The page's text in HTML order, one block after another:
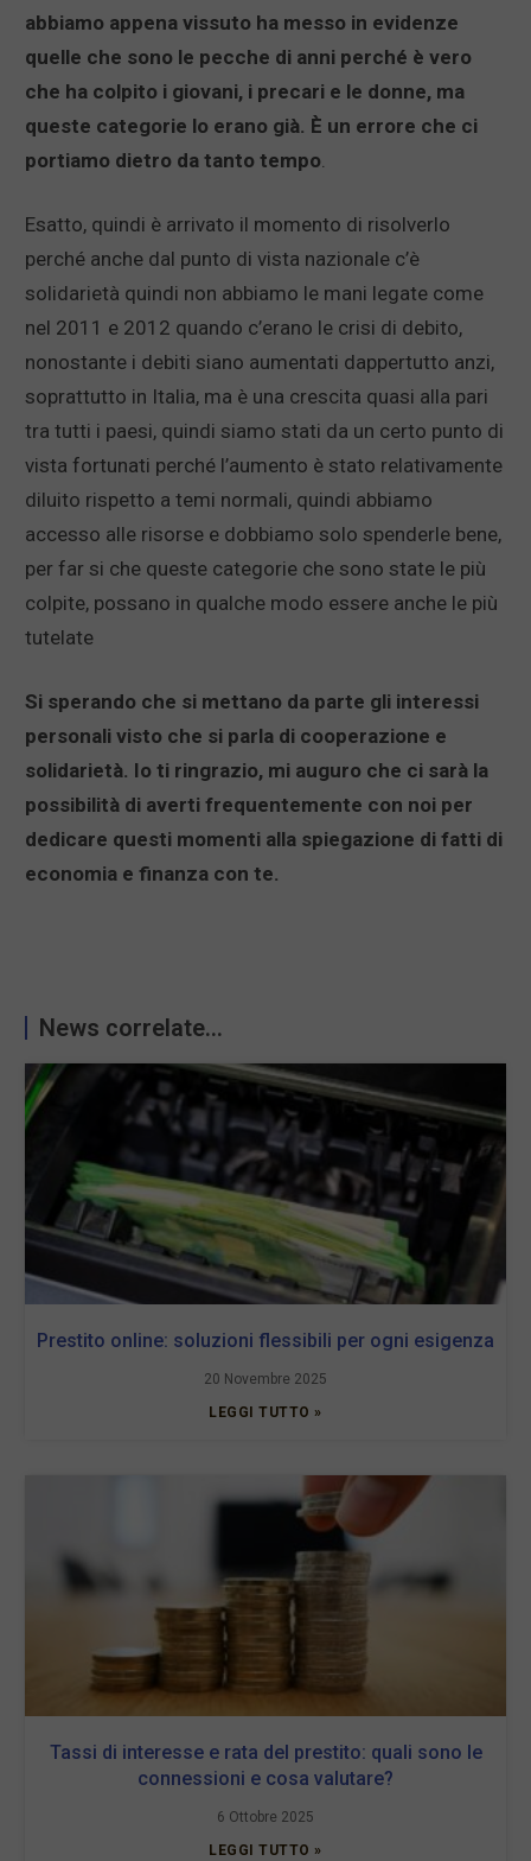
abbiamo appena vissuto ha messo in evidenze
quelle che sono le pecche di anni perché è vero
che ha colpito i giovani, i precari e le donne, ma
queste categorie lo erano già. È un errore che ci
portiamo dietro da tanto tempo.
Esatto, quindi è arrivato il momento di risolverlo
perché anche dal punto di vista nazionale c’è
solidarietà quindi non abbiamo le mani legate come
nel 2011 e 2012 quando c’erano le crisi di debito,
nonostante i debiti siano aumentati dappertutto anzi,
soprattutto in Italia, ma è una crescita quasi alla pari
tra tutti i paesi, quindi siamo stati da un certo punto di
vista fortunati perché l’aumento è stato relativamente
diluito rispetto a temi normali, quindi abbiamo
accesso alle risorse e dobbiamo solo spenderle bene,
per far si che queste categorie che sono state le più
colpite, possano in qualche modo essere anche le più
tutelate
Si sperando che si mettano da parte gli interessi
personali visto che si parla di cooperazione e
solidarietà. Io ti ringrazio, mi auguro che ci sarà la
possibilità di averti frequentemente con noi per
dedicare questi momenti alla spiegazione di fatti di
economia e finanza con te.
News correlate...
Prestito online: soluzioni flessibili per ogni esigenza
20 Novembre 2025
LEGGI TUTTO »
Tassi di interesse e rata del prestito: quali sono le
connessioni e cosa valutare?
6 Ottobre 2025
LEGGI TUTTO »